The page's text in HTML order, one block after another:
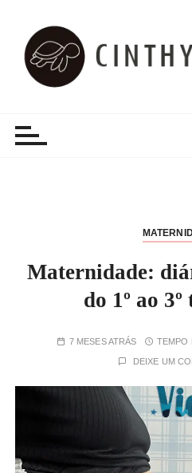
Maternidade:
do 1º ao
7 MESES ATRÁS TEMPO
DEIXE UM